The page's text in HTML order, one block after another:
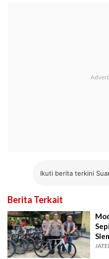
Ikuti berita terkini
Berita Terkait